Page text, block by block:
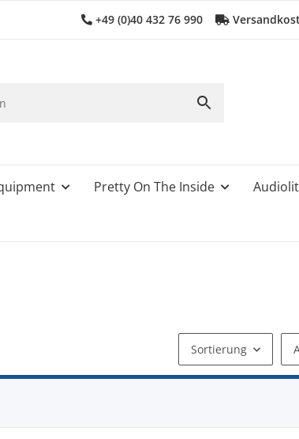
+49 (0)40 432 76 990
Pretty On The Inside
Sortierung